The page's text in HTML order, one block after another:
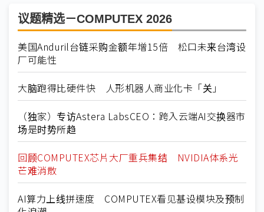
议题精选－COMPUTEX 2026
美国Anduril台链采购金额年增15倍 松口未来台湾设
厂可能性
大脑跑得比硬件快 人形机器人商业化卡「关」
（独家）专访Astera LabsCEO：跨入云端AI交换器市
场是时势所趋
回顾COMPUTEX芯片大厂重兵集结 NVIDIA体系光
芒难消散
AI算力上线拼速度 COMPUTEX看见基设模块及预制